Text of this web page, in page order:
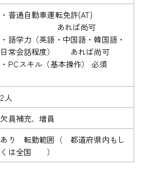
・普通自動車運転免許(AT)
あれば尚可
・語学力（英語・中国語・韓国語・
日常会話程度） あれば尚可
・PCスキル（基本操作） 必須
2人
欠員補充、増員
あり 転勤範囲（ 都道府県内もし
くは全国 ）